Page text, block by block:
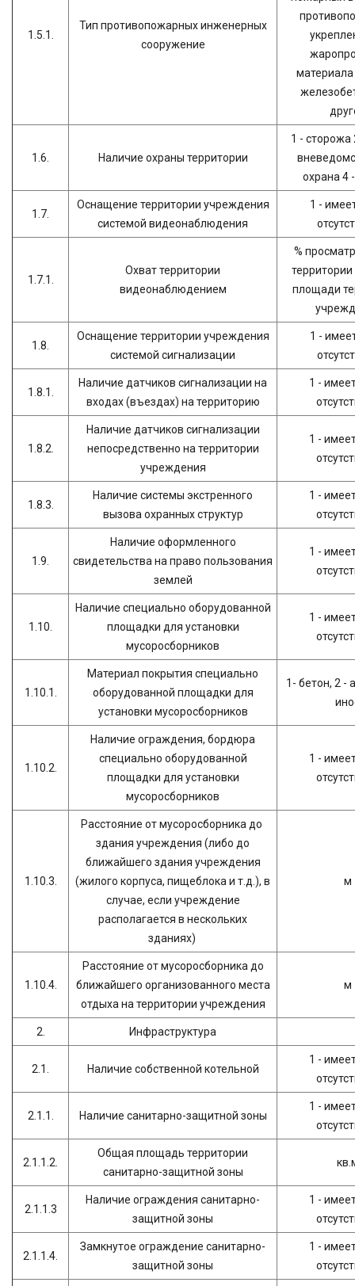
1.5.1.
Тип противопожарных инженерных
сооружение
1.6. Наличие охраны территории
1 - сторожа
охрана 4
1.7.
Оснащение территории учреждения
системой видеонаблюдения
1 -
1.7.1.
Охват территории
видеонаблюдением
%
площади
1.8.
Оснащение территории учреждения
системой сигнализации
1 -
1.8.1.
Наличие датчиков сигнализации на
входах (въездах) на территорию
1 -
1.8.2.
Наличие датчиков сигнализации
непосредственно на территории
учреждения
1 -
1.8.3.
Наличие системы экстренного
вызова охранных структур
1 -
1.9.
Наличие оформленного
свидетельства на право пользования
землей
1 -
1.10.
Наличие специально оборудованной
площадки для установки
мусоросборников
1 -
1.10.1.
Материал покрытия специально
оборудованной площадки для
установки мусоросборников
1- бетон, 2 -
1.10.2.
Наличие ограждения, бордюра
специально оборудованной
площадки для установки
мусоросборников
1 -
1.10.3.
Расстояние от мусоросборника до
здания учреждения (либо до
ближайшего здания учреждения
(жилого корпуса, пищеблока и т.д.), в
случае, если учреждение
располагается в нескольких
зданиях)
м
1.10.4.
Расстояние от мусоросборника до
ближайшего организованного места
отдыха на территории учреждения
м
2. Инфраструктура
2.1. Наличие собственной котельной
1 -
2.1.1. Наличие санитарно-защитной зоны
1 -
2.1.1.2.
Общая площадь территории
санитарно-защитной зоны
2.1.1.3
Наличие ограждения санитарно-
защитной зоны
1 -
2.1.1.4.
Замкнутое ограждение санитарно-
защитной зоны
1 -